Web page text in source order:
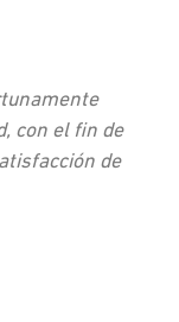
con el fin de
de